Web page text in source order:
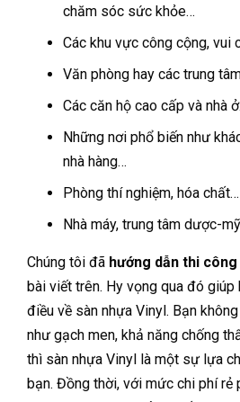
chăm sóc sức khỏe…
Các khu vực công cộng, vui
Văn phòng hay các trung
Các căn hộ cao cấp và nhà ở.
Những nơi phổ biến như
nhà hàng…
Phòng thí nghiệm, hóa chất…
Nhà máy, trung tâm dược-
Chúng tôi đã hướng dẫn thi
bài viết trên. Hy vọng qua đó
điều về sàn nhựa Vinyl. Bạn
như gạch men, khả năng chống
thì sàn nhựa Vinyl là một sự lựa
bạn. Đồng thời, với mức chi phí rẻ